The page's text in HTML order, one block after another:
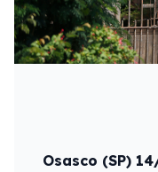
Osasco (SP)